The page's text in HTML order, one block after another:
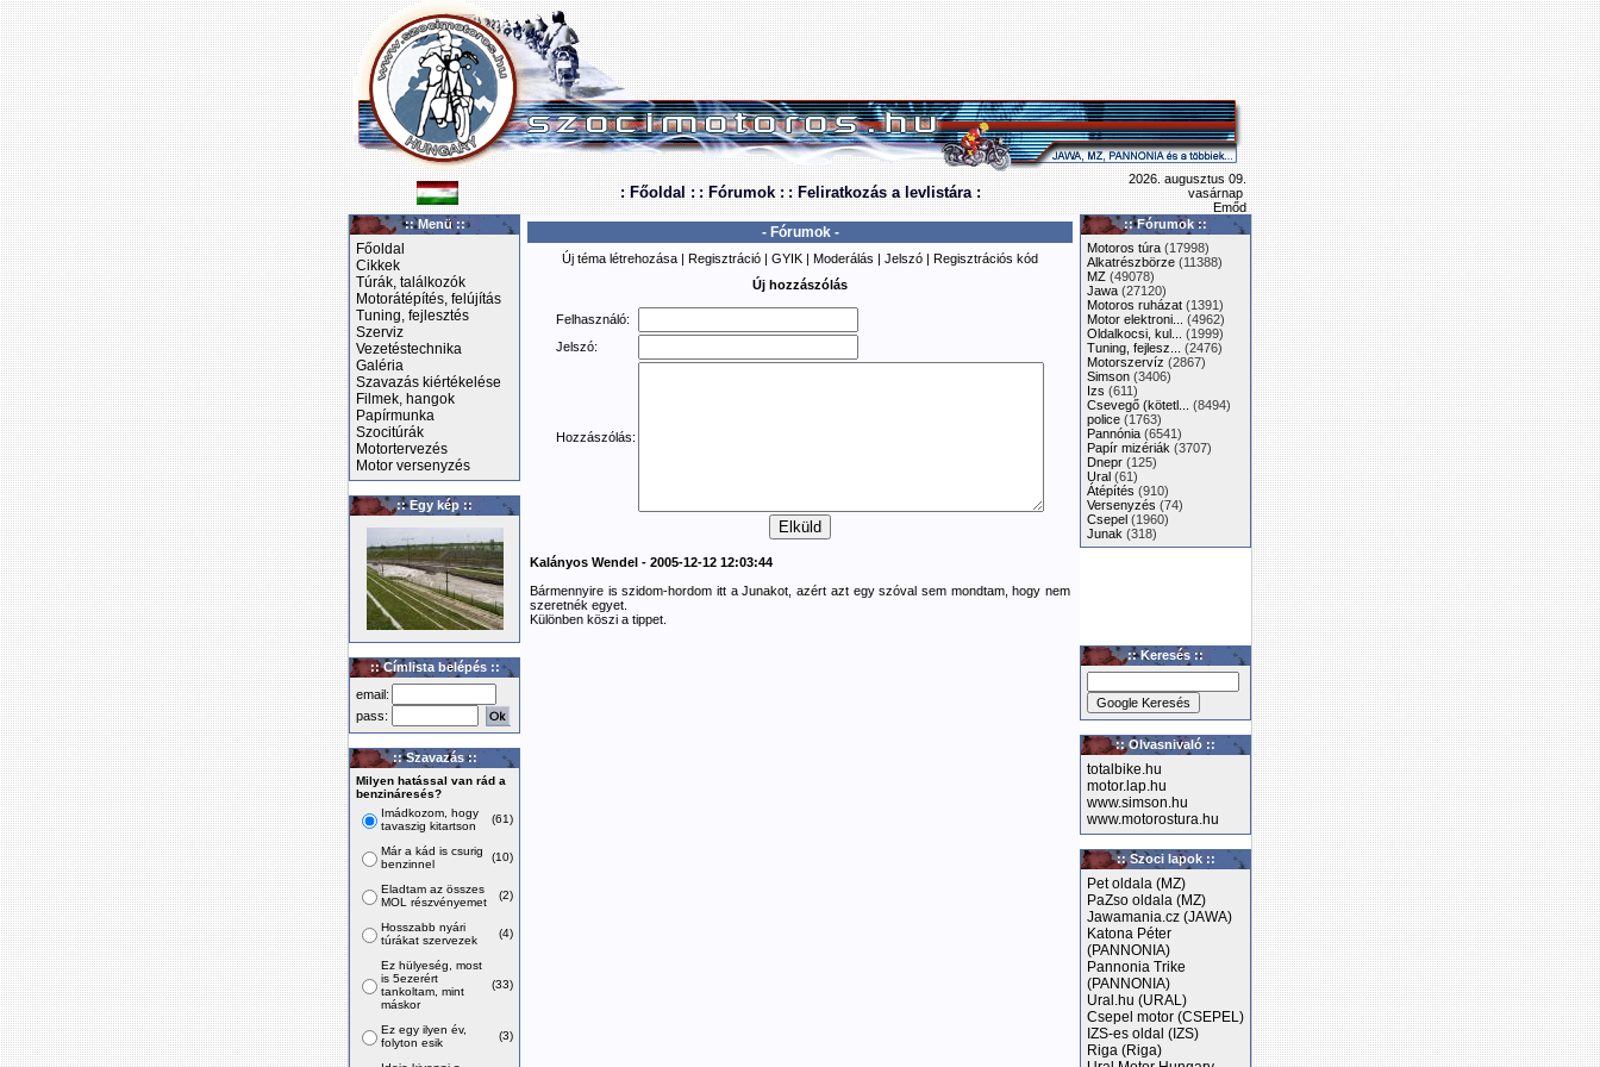
: Főoldal : : Fórumok : : Feliratkozás a levlistára :
2026. augusztus 09.
vasárnap
Emőd
:: Menü ::
Főoldal
Cikkek
Túrák, találkozók
Motorátépítés, felújítás
Tuning, fejlesztés
Szerviz
Vezetéstechnika
Galéria
Szavazás kiértékelése
Filmek, hangok
Papírmunka
Szocitúrák
Motortervezés
Motor versenyzés
:: Egy kép ::
:: Címlista belépés ::
email:
pass:
:: Szavazás ::
Milyen hatással van rád a
benzináresés?
Imádkozom, hogy
tavaszig kitartson
(61)
Már a kád is csurig
benzinnel
(10)
Eladtam az összes
MOL részvényemet
(2)
Hosszabb nyári
túrákat szervezek
(4)
Ez hülyeség, most
is 5ezerért
tankoltam, mint
máskor
(33)
Ez egy ilyen év,
folyton esik
(3)
- Fórumok -
Új téma létrehozása | Regisztráció | GYIK | Moderálás | Jelszó | Regisztrációs kód
Új hozzászólás
Felhasználó:
Jelszó:
Hozzászólás:
Kalányos Wendel - 2005-12-12 12:03:44
Bármennyire is szidom-hordom itt a Junakot, azért azt egy szóval sem mondtam, hogy nem
szeretnék egyet.
Különben köszi a tippet.
:: Fórumok ::
Motoros túra (17998)
Alkatrészbörze (11388)
MZ (49078)
Jawa (27120)
Motoros ruházat (1391)
Motor elektroni...
(4962)
Oldalkocsi, kul...
(1999)
Tuning, fejlesz...
(2476)
Motorszervíz (2867)
Simson (3406)
Izs (611)
Csevegő (kötetl...
(8494)
police (1763)
Pannónia (6541)
Papír mizériák (3707)
Dnepr (125)
Ural (61)
Átépítés (910)
Versenyzés (74)
Csepel (1960)
Junak (318)
:: Keresés ::
:: Olvasnivaló ::
totalbike.hu
motor.lap.hu
www.simson.hu
www.motorostura.hu
:: Szoci lapok ::
Pet oldala (MZ)
PaZso oldala (MZ)
Jawamania.cz (JAWA)
Katona Péter
(PANNONIA)
Pannonia Trike
(PANNONIA)
Ural.hu (URAL)
Csepel motor (CSEPEL)
IZS-es oldal (IZS)
Riga (Riga)